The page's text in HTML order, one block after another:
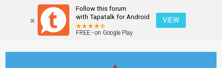
Follow this forum
with Tapatalk for Android
FREE - on Google Play
VIEW